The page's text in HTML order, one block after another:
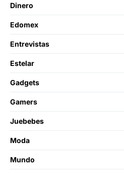
Dinero
Edomex
Entrevistas
Estelar
Gadgets
Gamers
Juebebes
Moda
Mundo